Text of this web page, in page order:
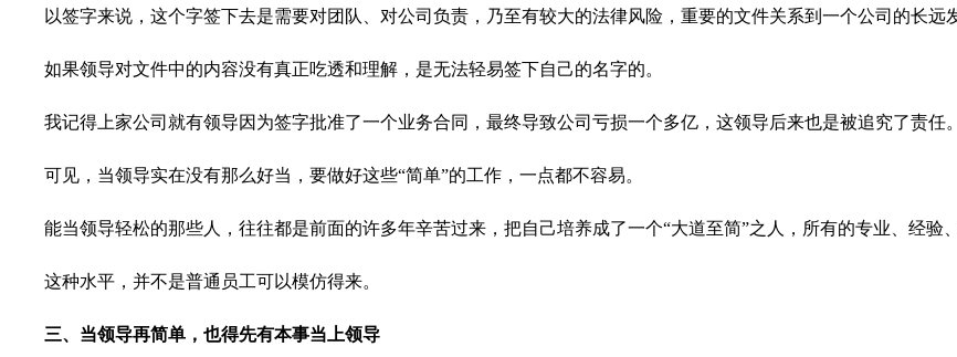
以签字来说，这个字签下去是需要对团队、对公司负责，乃至有较大的法律风险，重要的文件关系到一个公司的长远
如果领导对文件中的内容没有真正吃透和理解，是无法轻易签下自己的名字的。
我记得上家公司就有领导因为签字批准了一个业务合同，最终导致公司亏损一个多亿，这领导后来也是被追究了责任。
可见，当领导实在没有那么好当，要做好这些“简单”的工作，一点都不容易。
能当领导轻松的那些人，往往都是前面的许多年辛苦过来，把自己培养成了一个“大道至简”之人，所有的专业、经验
这种水平，并不是普通员工可以模仿得来。
三、当领导再简单，也得先有本事当上领导